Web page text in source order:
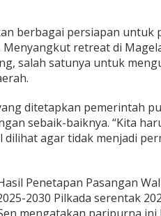
berbagai persiapan untuk
retreat di
salah satunya untuk
ditetapkan pemerintah
sebaik-baiknya. “Kita
agar tidak menjadi
Penetapan Pasangan
2030 Pilkada serentak